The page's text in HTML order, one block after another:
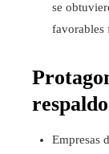
se
favorables
Empresas